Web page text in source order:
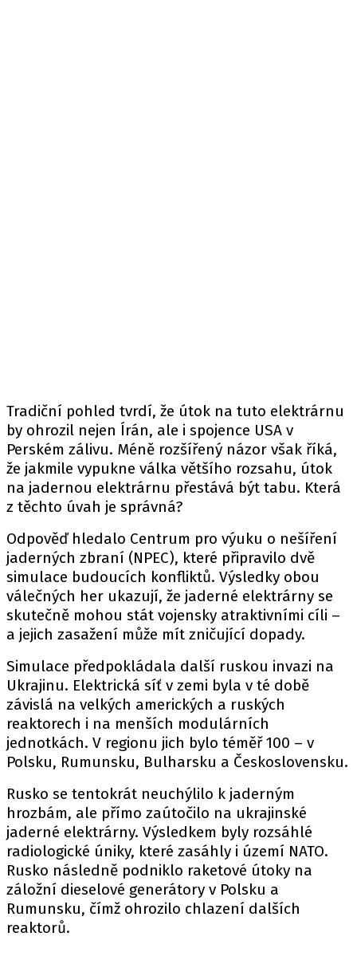
Tradiční pohled tvrdí, že útok na tuto elektrárnu
by ohrozil nejen Írán, ale i spojence USA v
Perském zálivu. Méně rozšířený názor však říká,
že jakmile vypukne válka většího rozsahu, útok
na jadernou elektrárnu přestává být tabu. Která
z těchto úvah je správná?
Odpověď hledalo Centrum pro výuku o nešíření
jaderných zbraní (NPEC), které připravilo dvě
simulace budoucích konfliktů. Výsledky obou
válečných her ukazují, že jaderné elektrárny se
skutečně mohou stát vojensky atraktivními cíli –
a jejich zasažení může mít zničující dopady.
Simulace předpokládala další ruskou invazi na
Ukrajinu. Elektrická síť v zemi byla v té době
závislá na velkých amerických a ruských
reaktorech i na menších modulárních
jednotkách. V regionu jich bylo téměř 100 – v
Polsku, Rumunsku, Bulharsku a Československu.
Rusko se tentokrát neuchýlilo k jaderným
hrozbám, ale přímo zaútočilo na ukrajinské
jaderné elektrárny. Výsledkem byly rozsáhlé
radiologické úniky, které zasáhly i území NATO.
Rusko následně podniklo raketové útoky na
záložní dieselové generátory v Polsku a
Rumunsku, čímž ohrozilo chlazení dalších
reaktorů.